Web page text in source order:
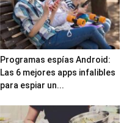
Programas espías Android:
Las 6 mejores apps infalibles
para espiar un...